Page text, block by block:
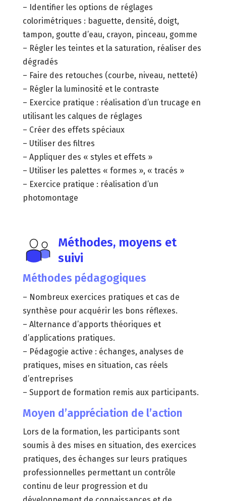
– Identifier les options de réglages
colorimétriques : baguette, densité, doigt,
tampon, goutte d’eau, crayon, pinceau, gomme
– Régler les teintes et la saturation, réaliser des
dégradés
– Faire des retouches (courbe, niveau, netteté)
– Régler la luminosité et le contraste
– Exercice pratique : réalisation d’un trucage en
utilisant les calques de réglages
– Créer des effets spéciaux
– Utiliser des filtres
– Appliquer des « styles et effets »
– Utiliser les palettes « formes », « tracés »
– Exercice pratique : réalisation d’un
photomontage
Méthodes, moyens et
suivi
Méthodes pédagogiques
– Nombreux exercices pratiques et cas de
synthèse pour acquérir les bons réflexes.
– Alternance d’apports théoriques et
d’applications pratiques.
– Pédagogie active : échanges, analyses de
pratiques, mises en situation, cas réels
d’entreprises
– Support de formation remis aux participants.
Moyen d’appréciation de l’action
Lors de la formation, les participants sont
soumis à des mises en situation, des exercices
pratiques, des échanges sur leurs pratiques
professionnelles permettant un contrôle
continu de leur progression et du